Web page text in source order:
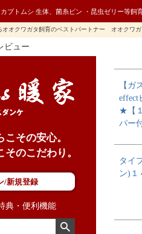
ブトムシ 生体、菌糸ビン ・昆虫ゼリー等飼
オオクワガタ飼育のベストパートナー オオクワ
ビュー
その安心。
のこだわり。
/新規登録
典・便利機能
【ガ
effect
★【
パー
タイ
ン)１